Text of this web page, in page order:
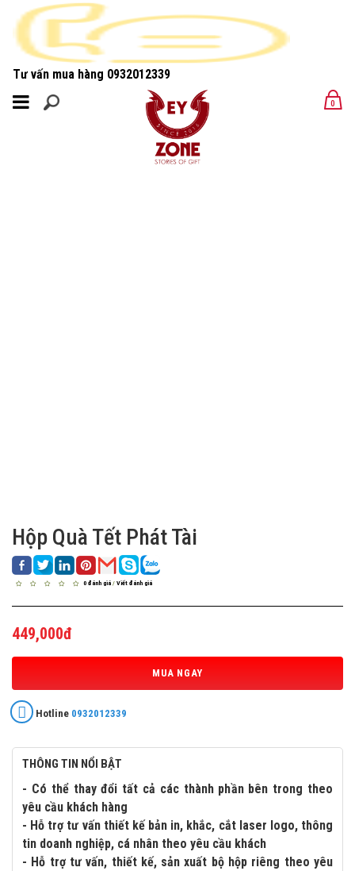
Tư vấn mua hàng 0932012339
MENU 0
Hộp Quà Tết Phát Tài
0 đánh giá / Viết đánh giá
449,000đ
MUA NGAY
Hotline 0932012339
THÔNG TIN NỔI BẬT
- Có thể thay đổi tất cả các thành phần bên trong theo
yêu cầu khách hàng
- Hỗ trợ tư vấn thiết kế bản in, khắc, cắt laser logo, thông
tin doanh nghiệp, cá nhân theo yêu cầu khách
- Hỗ trợ tư vấn, thiết kế, sản xuất bộ hộp riêng theo yêu